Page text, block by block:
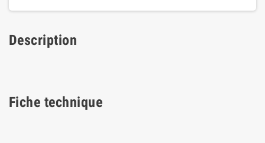
Description
Fiche technique